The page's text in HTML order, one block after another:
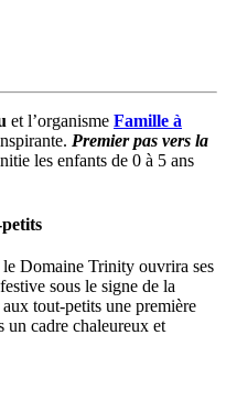
et l’organisme Famille à
Premier pas vers la
les enfants de 0 à 5 ans
le Domaine Trinity ouvrira ses
sous le signe de la
tout-petits une première
un cadre chaleureux et